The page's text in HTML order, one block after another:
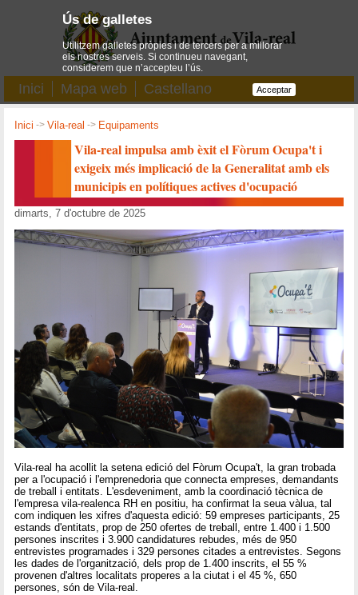
Inici Mapa web Castellano
Inici ->Vila-real -> Equipaments
Vila-real impulsa amb èxit el Fòrum Ocupa't i
exigeix més implicació de la Generalitat amb els
municipis en polítiques actives d'ocupació
dimarts, 7 d'octubre de 2025
Vila-real ha acollit la setena edició del Fòrum Ocupa't, la gran trobada
per a l'ocupació i l'emprenedoria que connecta empreses, demandants
de treball i entitats. L'esdeveniment, amb la coordinació tècnica de
l'empresa vila-realenca RH en positiu, ha confirmat la seua vàlua, tal
com indiquen les xifres d'aquesta edició: 59 empreses participants, 25
estands d'entitats, prop de 250 ofertes de treball, entre 1.400 i 1.500
persones inscrites i 3.900 candidatures rebudes, més de 950
entrevistes programades i 329 persones citades a entrevistes. Segons
les dades de l'organització, dels prop de 1.400 inscrits, el 55 %
provenen d'altres localitats properes a la ciutat i el 45 %, 650
persones, són de Vila-real.
Ús de galletes
Utilitzem galletes pròpies i de tercers per a millorar
els nostres serveis. Si continueu navegant,
considerem que n’accepteu l’ús.
Acceptar